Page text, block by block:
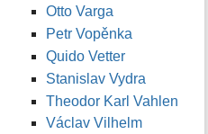
Otto Varga
Petr Vopěnka
Quido Vetter
Stanislav Vydra
Theodor Karl Vahlen
Václav Vilhelm